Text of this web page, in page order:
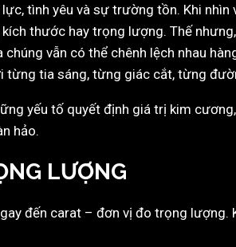
tình yêu và sự trường tồn. Khi
thước hay trọng lượng. Thế
vẫn có thể chênh lệch nhau
tia sáng, từng giác cắt, từng
yếu tố quyết định giá trị kim
hảo.
LƯỢNG
đến carat – đơn vị đo trọng